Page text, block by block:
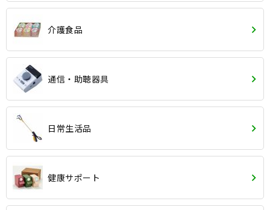
介護食品
通信・助聴器具
日常生活品
健康サポート